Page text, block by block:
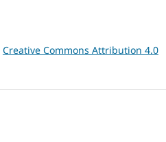
Creative Commons Attribution 4.0